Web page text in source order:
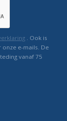
. Ook is
e-mails. De
vanaf 75